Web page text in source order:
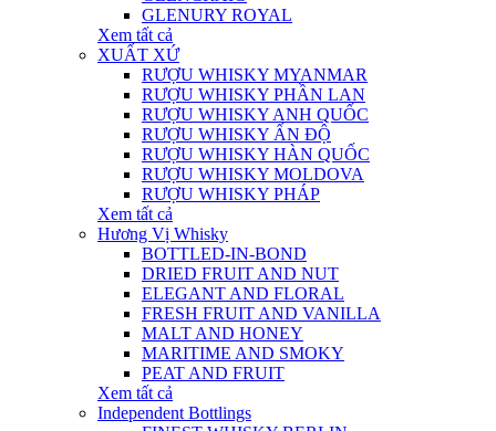
GLENURY ROYAL
Xem tất cả
XUẤT XỨ
RƯỢU WHISKY MYANMAR
RƯỢU WHISKY PHẦN LAN
RƯỢU WHISKY ANH QUỐC
RƯỢU WHISKY ẤN ĐỘ
RƯỢU WHISKY HÀN QUỐC
RƯỢU WHISKY MOLDOVA
RƯỢU WHISKY PHÁP
Xem tất cả
Hương Vị Whisky
BOTTLED-IN-BOND
DRIED FRUIT AND NUT
ELEGANT AND FLORAL
FRESH FRUIT AND VANILLA
MALT AND HONEY
MARITIME AND SMOKY
PEAT AND FRUIT
Xem tất cả
Independent Bottlings